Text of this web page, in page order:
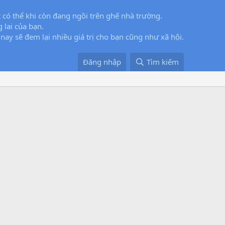
thể khi còn đang ngồi trên ghế nhà trường.
của bạn.
sẽ đem lại nhiều giá trị cho bạn cũng như xã hội.
Đăng nhập Tìm kiếm